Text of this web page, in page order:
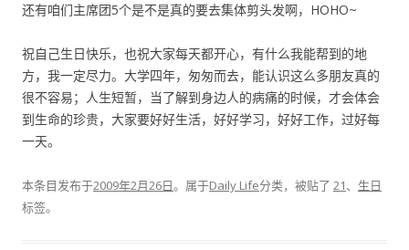
还有咱们主席团5个是不是真的要去集体剪头发啊，HOHO~
祝自己生日快乐，也祝大家每天都开心，有什么我能帮到的地
方，我一定尽力。大学四年，匆匆而去，能认识这么多朋友真的
很不容易；人生短暂，当了解到身边人的病痛的时候，才会体会
到生命的珍贵，大家要好好生活，好好学习，好好工作，过好每
一天。
本条目发布于2009年2月26日。属于Daily Life分类，被贴了 21、 生日
标签。